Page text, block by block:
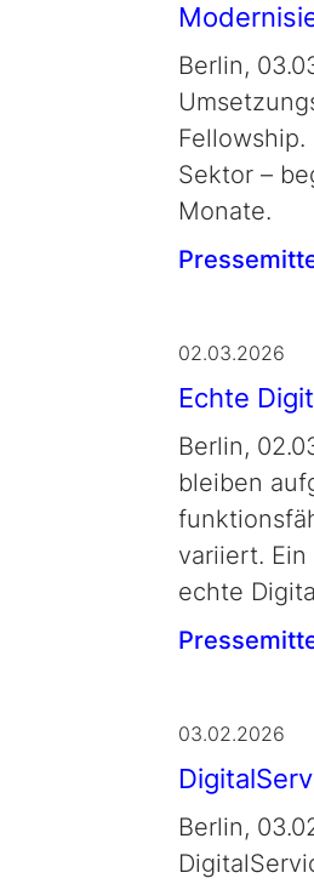
Berlin,
Sektor –
Monate.
02.03.2026
Echte
Berlin,
bleiben
variiert.
echte
03.02.2026
Berlin,